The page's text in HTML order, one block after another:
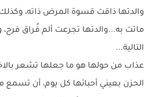
والدتها ذاقت قسوة المرض ذاته، وكذلك
ماتت به...والدتها تجرعت ألم فُراق
التالية...
عذاب من حولها هو ما جعلها تشعر
الحزن بعيني أحبائها كل يوم، أن تسمع